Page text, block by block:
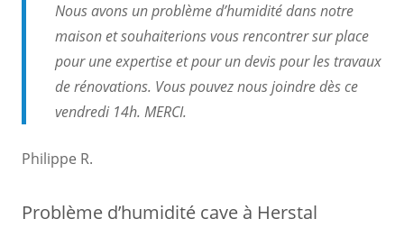
Nous avons un problème d’humidité dans notre
maison et souhaiterions vous rencontrer sur place
pour une expertise et pour un devis pour les travaux
de rénovations. Vous pouvez nous joindre dès ce
vendredi 14h. MERCI.
Philippe R.
Problème d’humidité cave à Herstal